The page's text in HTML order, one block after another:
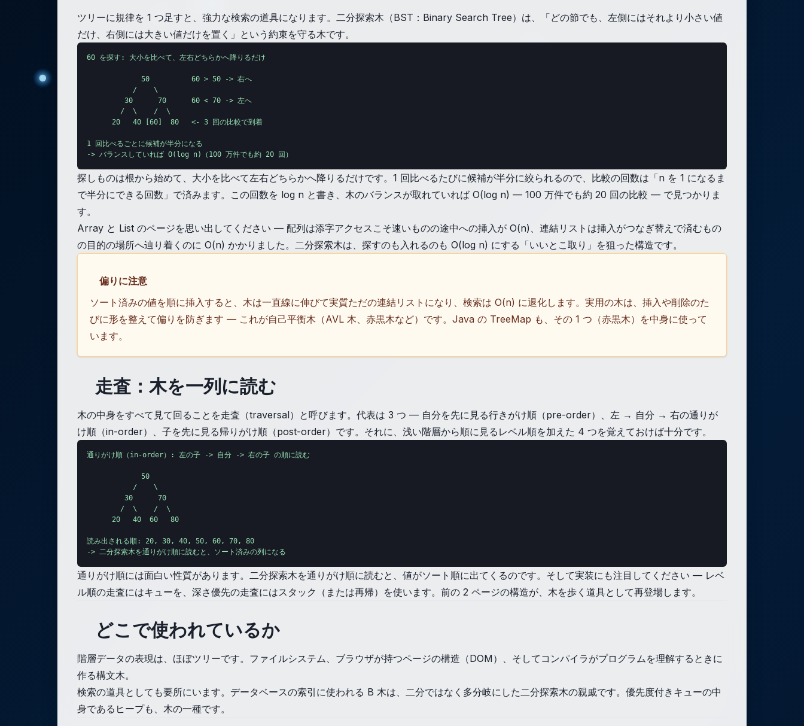
ツリーに規律を 1 つ足すと、強力な検索の道具になります。二分探索木（BST：Binary Search Tree）は、「どの節でも、左側にはそれより小さい値
だけ、右側には大きい値だけを置く」という約束を守る木です。
60 を探す: 大小を比べて、左右どちらかへ降りるだけ
             50          60 > 50 -> 右へ
           /    \
         30      70      60 < 70 -> 左へ
        /  \    /  \
      20   40 [60]  80   <- 3 回の比較で到着
1 回比べるごとに候補が半分になる
-> バランスしていれば O(log n)（100 万件でも約 20 回）
探しものは根から始めて、大小を比べて左右どちらかへ降りるだけです。1 回比べるたびに候補が半分に絞られるので、比較の回数は「n を 1 になるま
で半分にできる回数」で済みます。この回数を log n と書き、木のバランスが取れていれば O(log n) — 100 万件でも約 20 回の比較 — で見つかりま
す。
Array と List のページを思い出してください — 配列は添字アクセスこそ速いものの途中への挿入が O(n)、連結リストは挿入がつなぎ替えで済むもの
の目的の場所へ辿り着くのに O(n) かかりました。二分探索木は、探すのも入れるのも O(log n) にする「いいとこ取り」を狙った構造です。
偏りに注意
ソート済みの値を順に挿入すると、木は一直線に伸びて実質ただの連結リストになり、検索は O(n) に退化します。実用の木は、挿入や削除のた
びに形を整えて偏りを防ぎます — これが自己平衡木（AVL 木、赤黒木など）です。Java の TreeMap も、その 1 つ（赤黒木）を中身に使って
います。
走査：木を一列に読む
木の中身をすべて見て回ることを走査（traversal）と呼びます。代表は 3 つ — 自分を先に見る行きがけ順（pre-order）、左 → 自分 → 右の通りが
け順（in-order）、子を先に見る帰りがけ順（post-order）です。それに、浅い階層から順に見るレベル順を加えた 4 つを覚えておけば十分です。
通りがけ順（in-order）: 左の子 -> 自分 -> 右の子 の順に読む
             50
           /    \
         30      70
        /  \    /  \
      20   40  60   80
読み出される順: 20, 30, 40, 50, 60, 70, 80
-> 二分探索木を通りがけ順に読むと、ソート済みの列になる
通りがけ順には面白い性質があります。二分探索木を通りがけ順に読むと、値がソート順に出てくるのです。そして実装にも注目してください — レベ
ル順の走査にはキューを、深さ優先の走査にはスタック（または再帰）を使います。前の 2 ページの構造が、木を歩く道具として再登場します。
どこで使われているか
階層データの表現は、ほぼツリーです。ファイルシステム、ブラウザが持つページの構造（DOM）、そしてコンパイラがプログラムを理解するときに
作る構文木。
検索の道具としても要所にいます。データベースの索引に使われる B 木は、二分ではなく多分岐にした二分探索木の親戚です。優先度付きキューの中
身であるヒープも、木の一種です。